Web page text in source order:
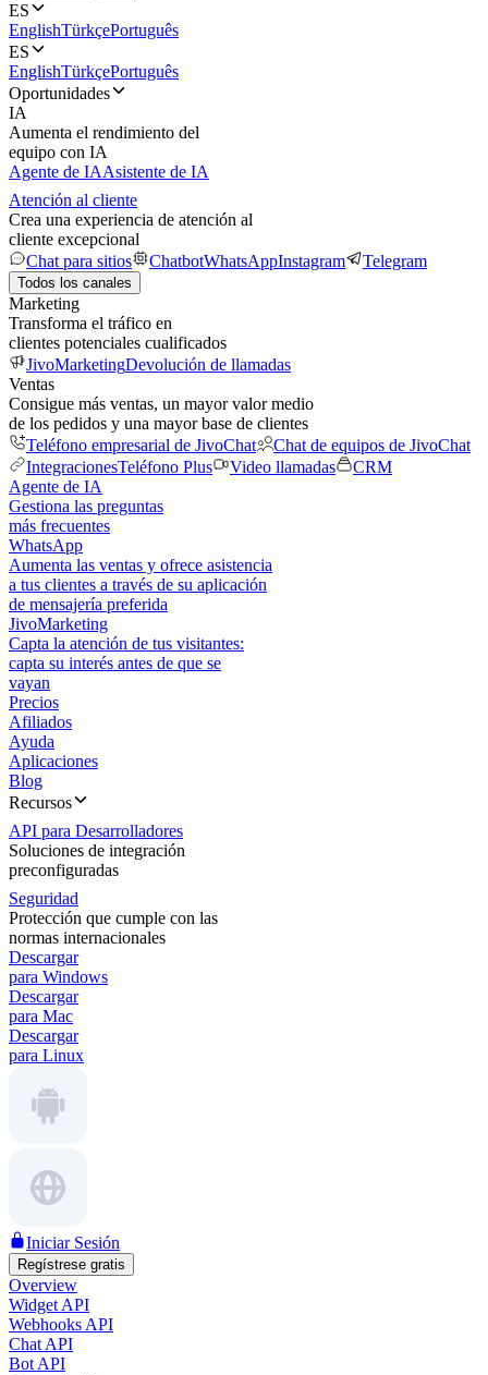
ES
EnglishTürkçePortuguês
ES
EnglishTürkçePortuguês
Oportunidades
IA
Aumenta el rendimiento del
equipo con IA
Agente de IAAsistente de IA
Atención al cliente
Crea una experiencia de atención al
cliente excepcional
Chat para sitios
ChatbotWhatsAppInstagram Telegram
Todos los canales
Marketing
Transforma el tráfico en
clientes potenciales cualificados
JivoMarketingDevolución de llamadas
Ventas
Consigue más ventas, un mayor valor medio
de los pedidos y una mayor base de clientes
Teléfono empresarial de JivoChat
Chat de equipos de JivoChat
IntegracionesTeléfono Plus Video llamadas
CRM
Agente de IA
Gestiona las preguntas
más frecuentes
WhatsApp
Aumenta las ventas y ofrece asistencia
a tus clientes a través de su aplicación
de mensajería preferida
JivoMarketing
Capta la atención de tus visitantes:
capta su interés antes de que se
vayan
Precios
Afiliados
Ayuda
Aplicaciones
Blog
Recursos
API para Desarrolladores
Soluciones de integración
preconfiguradas
Seguridad
Protección que cumple con las
normas internacionales
Descargar
para Windows
Descargar
para Mac
Descargar
para Linux
Iniciar Sesión
Regístrese gratis
Overview
Widget API
Webhooks API
Chat API
Bot API